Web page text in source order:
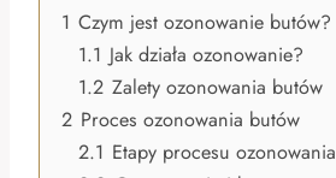
1 Czym jest ozonowanie butów?
1.1 Jak działa ozonowanie?
1.2 Zalety ozonowania butów
2 Proces ozonowania butów
2.1 Etapy procesu ozonowania